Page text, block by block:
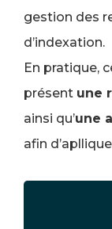
gestion des
d’indexation.
En pratique,
présent une
ainsi qu’une
afin